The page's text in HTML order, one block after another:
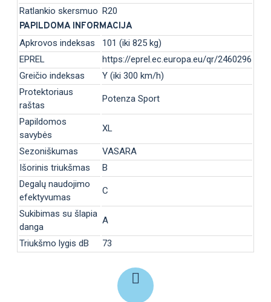
Ratlankio skersmuo R20
PAPILDOMA INFORMACIJA
Apkrovos indeksas
101 (iki 825 kg)
EPREL
https://eprel.ec.europa.eu/qr/2460296
Greičio indeksas
Y (iki 300 km/h)
Protektoriaus
raštas
Potenza Sport
Papildomos
savybės
XL
Sezoniškumas
VASARA
Išorinis triukšmas
B
Degalų naudojimo
efektyvumas
C
Sukibimas su šlapia
danga
A
Triukšmo lygis dB 73